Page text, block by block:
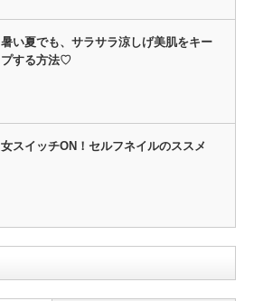
暑い夏でも、サラサラ涼しげ美肌をキー
プする方法♡
女スイッチON！セルフネイルのススメ